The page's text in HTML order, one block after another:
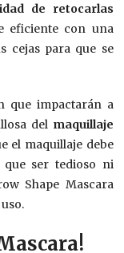
de retocarlas
eficiente con una
cejas para que se
que impactarán a
del maquillaje
el maquillaje debe
que ser tedioso ni
Shape Mascara